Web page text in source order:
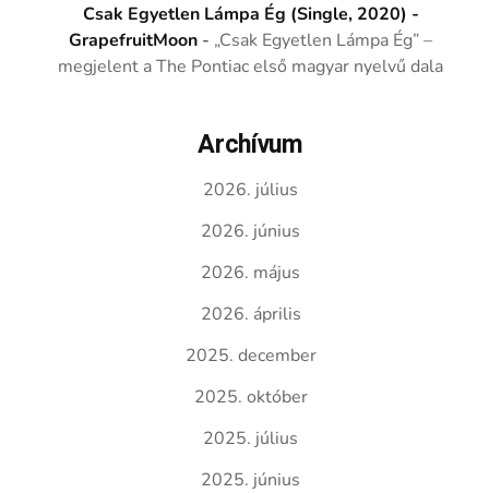
Csak Egyetlen Lámpa Ég (Single, 2020) -
GrapefruitMoon - „Csak Egyetlen Lámpa Ég” –
megjelent a The Pontiac első magyar nyelvű dala
Archívum
2026. július
2026. június
2026. május
2026. április
2025. december
2025. október
2025. július
2025. június